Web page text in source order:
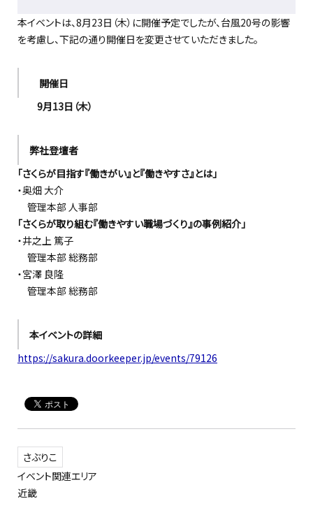
本イベントは、8月23日（木）に開催予定でしたが、台風20号の影響
を考慮し、下記の通り開催日を変更させていただきました。
開催日
9月13日（木）
弊社登壇者
「さくらが目指す『働きがい』と『働きやすさ』とは」
・奥畑 大介
管理本部 人事部
「さくらが取り組む『働きやすい職場づくり』の事例紹介」
・井之上 篤子
管理本部 総務部
・宮澤 良隆
管理本部 総務部
本イベントの詳細
https://sakura.doorkeeper.jp/events/79126
さぶりこ
イベント関連エリア
近畿